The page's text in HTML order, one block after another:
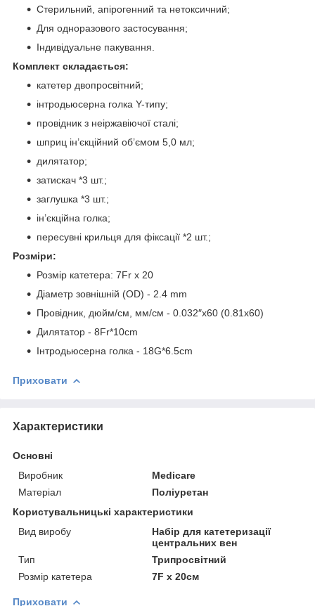
Стерильний, апірогенний та нетоксичний;
Для одноразового застосування;
Індивідуальне пакування.
Комплект складається:
катетер двопросвітний;
інтродьюсерна голка Y-типу;
провідник з неіржавіючої сталі;
шприц ін’єкційний об’ємом 5,0 мл;
дилятатор;
затискач *3 шт.;
заглушка *3 шт.;
ін’єкційна голка;
пересувні крильця для фіксації *2 шт.;
Розміри:
Розмір катетера: 7Fr x 20
Діаметр зовнішній (OD) - 2.4 mm
Провідник, дюйм/см, мм/см - 0.032″x60 (0.81х60)
Дилятатор - 8Fr*10cm
Інтродьюсерна голка - 18G*6.5cm
Приховати
Характеристики
Основні
Виробник
Medicare
Матеріал
Поліуретан
Користувальницькі характеристики
Вид виробу
Набір для катетеризації
центральних вен
Тип
Трипросвітний
Розмір катетера
7F x 20см
Приховати